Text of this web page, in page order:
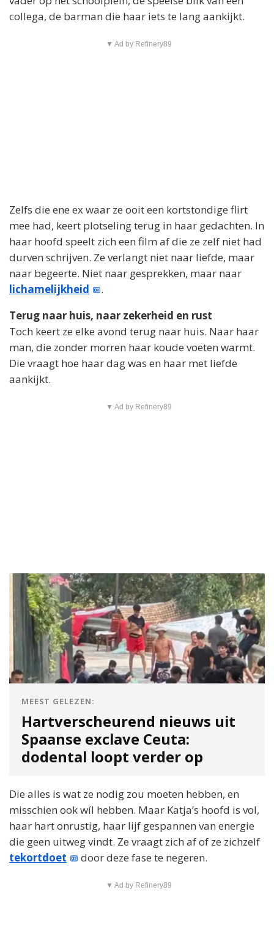
collega, de barman die haar iets te lang aankijkt.
▼ Ad by Refinery89
Zelfs die ene ex waar ze ooit een kortstondige flirt
mee had, keert plotseling terug in haar gedachten. In
haar hoofd speelt zich een film af die ze zelf niet had
durven schrijven. Ze verlangt niet naar liefde, maar
naar begeerte. Niet naar gesprekken, maar naar
lichamelijkheid
.
Terug naar huis, naar zekerheid en rust
Toch keert ze elke avond terug naar huis. Naar haar
man, die zonder morren haar koude voeten warmt.
Die vraagt hoe haar dag was en haar met liefde
aankijkt.
▼ Ad by Refinery89
MEEST GELEZEN:
Hartverscheurend nieuws uit
Spaanse exclave Ceuta:
dodental loopt verder op
Die alles is wat ze nodig zou moeten hebben, en
misschien ook wíl hebben. Maar Katja’s hoofd is vol,
haar hart onrustig, haar lijf gespannen van energie
die geen uitweg vindt. Ze vraagt zich af of ze zichzelf
tekortdoet
door deze fase te negeren.
▼ Ad by Refinery89